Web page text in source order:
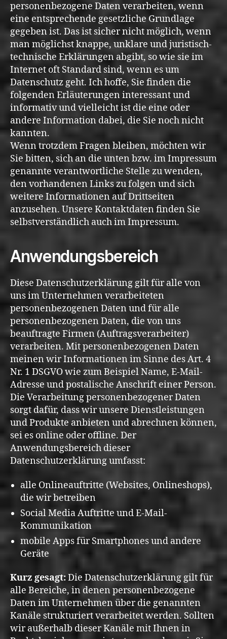
personenbezogene Daten verarbeiten, wenn
eine entsprechende gesetzliche Grundlage
gegeben ist. Das ist sicher nicht möglich, wenn
man möglichst knappe, unklare und juristisch-
technische Erklärungen abgibt, so wie sie im
Internet oft Standard sind, wenn es um
Datenschutz geht. Ich hoffe, Sie finden die
folgenden Erläuterungen interessant und
informativ und vielleicht ist die eine oder
andere Information dabei, die Sie noch nicht
kannten.
Wenn trotzdem Fragen bleiben, möchten wir
Sie bitten, sich an die unten bzw. im Impressum
genannte verantwortliche Stelle zu wenden,
den vorhandenen Links zu folgen und sich
weitere Informationen auf Drittseiten
anzusehen. Unsere Kontaktdaten finden Sie
selbstverständlich auch im Impressum.
Anwendungsbereich
Diese Datenschutzerklärung gilt für alle von
uns im Unternehmen verarbeiteten
personenbezogenen Daten und für alle
personenbezogenen Daten, die von uns
beauftragte Firmen (Auftragsverarbeiter)
verarbeiten. Mit personenbezogenen Daten
meinen wir Informationen im Sinne des Art. 4
Nr. 1 DSGVO wie zum Beispiel Name, E-Mail-
Adresse und postalische Anschrift einer Person.
Die Verarbeitung personenbezogener Daten
sorgt dafür, dass wir unsere Dienstleistungen
und Produkte anbieten und abrechnen können,
sei es online oder offline. Der
Anwendungsbereich dieser
Datenschutzerklärung umfasst:
alle Onlineauftritte (Websites, Onlineshops),
die wir betreiben
Social Media Auftritte und E-Mail-
Kommunikation
mobile Apps für Smartphones und andere
Geräte
Kurz gesagt:Die Datenschutzerklärung gilt für
alle Bereiche, in denen personenbezogene
Daten im Unternehmen über die genannten
Kanäle strukturiert verarbeitet werden. Sollten
wir außerhalb dieser Kanäle mit Ihnen in